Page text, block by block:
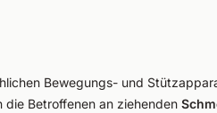
Bewegungs- und
Betroffenen an ziehenden